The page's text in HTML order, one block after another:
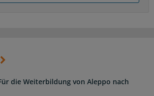
die Weiterbildung von Aleppo nach